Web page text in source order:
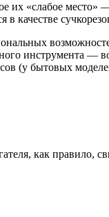
«слабое место»
качестве
инструмента —
(у бытовых
как правило,